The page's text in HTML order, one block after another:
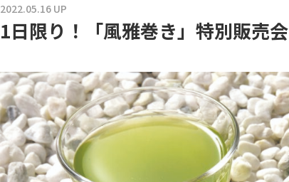
2022.05.16 UP
1日限り！「風雅巻き」特別販売会